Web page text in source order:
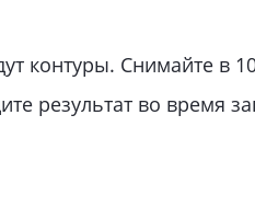
контуры. Снимайте в
результат во время